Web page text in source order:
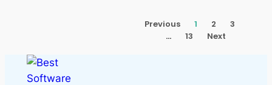
Previous 1 2
3
…
13 Next